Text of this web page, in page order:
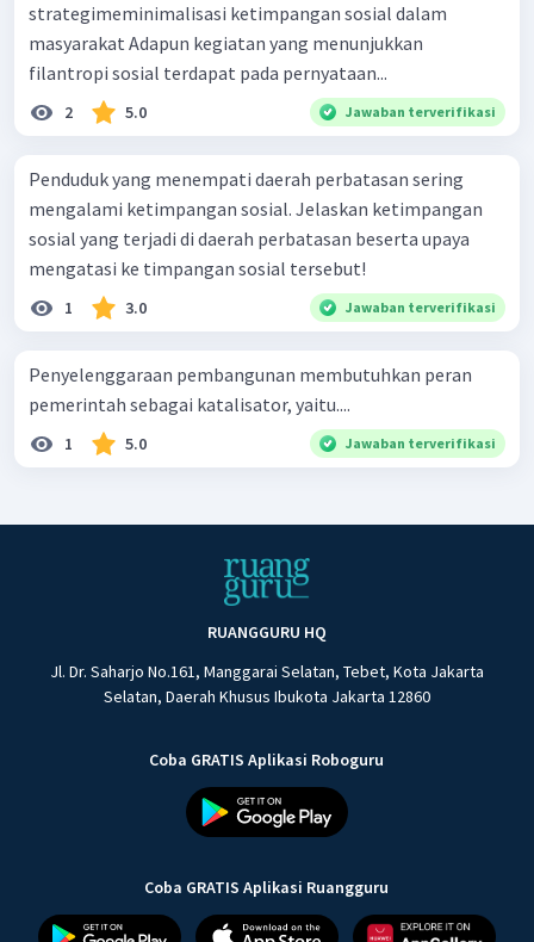
strategimeminimalisasi ketimpangan sosial dalam
masyarakat Adapun kegiatan yang menunjukkan
filantropi sosial terdapat pada pernyataan...
2 5.0 Jawaban terverifikasi
Penduduk yang menempati daerah perbatasan sering
mengalami ketimpangan sosial. Jelaskan ketimpangan
sosial yang terjadi di daerah perbatasan beserta upaya
mengatasi ke­ timpangan sosial tersebut!
1 3.0 Jawaban terverifikasi
Penyelenggaraan pembangunan membutuhkan peran
pemerintah sebagai katalisator, yaitu....
1 5.0 Jawaban terverifikasi
RUANGGURU HQ
Jl. Dr. Saharjo No.161, Manggarai Selatan, Tebet, Kota Jakarta
Selatan, Daerah Khusus Ibukota Jakarta 12860
Coba GRATIS Aplikasi Roboguru
Coba GRATIS Aplikasi Ruangguru